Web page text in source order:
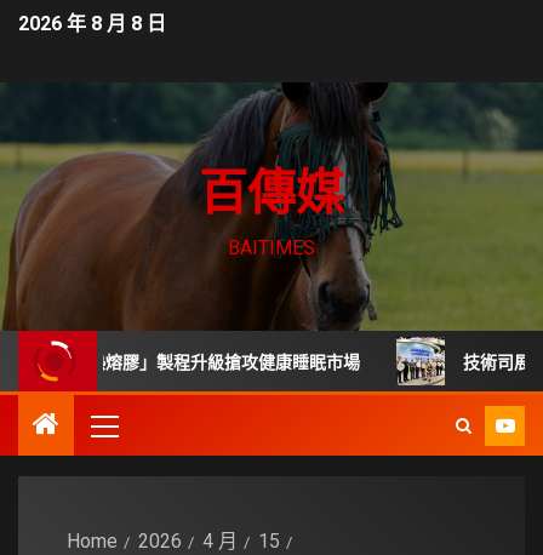
2026 年 8 月 8 日
百傳媒
BAITIMES
熱熔膠」製程升級搶攻健康睡眠市場 技術司展30項高齡
Home 2026 4 月
15